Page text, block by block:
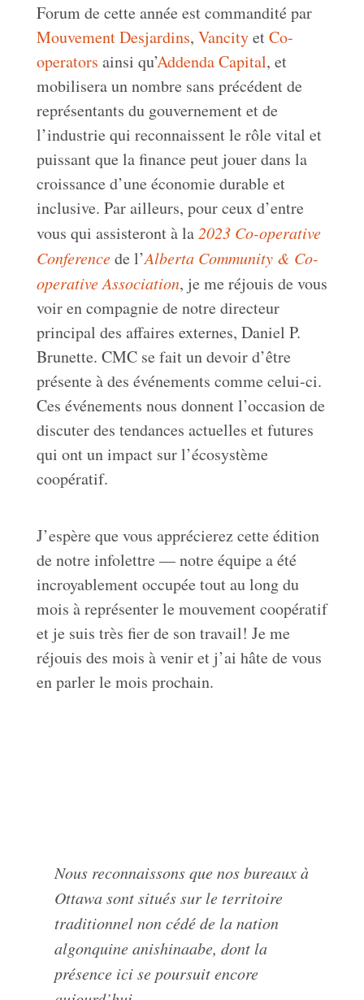
Forum de cette année est commandité par
Mouvement Desjardins, VancityetCo-
operators ainsi qu’Addenda Capital, et
mobilisera un nombre sans précédent de
représentants du gouvernement et de
l’industrie qui reconnaissent le rôle vital et
puissant que la finance peut jouer dans la
croissance d’une économie durable et
inclusive. Par ailleurs, pour ceux d’entre
vous qui assisteront à la 2023 Co-operative
Conferencede l’Alberta Community & Co-
operative Association, je me réjouis de vous
voir en compagnie de notre directeur
principal des affaires externes, Daniel P.
Brunette. CMC se fait un devoir d’être
présente à des événements comme celui-ci.
Ces événements nous donnent l’occasion de
discuter des tendances actuelles et futures
qui ont un impact sur l’écosystème
coopératif.
J’espère que vous apprécierez cette édition
de notre infolettre — notre équipe a été
incroyablement occupée tout au long du
mois à représenter le mouvement coopératif
et je suis très fier de son travail! Je me
réjouis des mois à venir et j’ai hâte de vous
en parler le mois prochain.
Nous reconnaissons que nos bureaux à
Ottawa sont situés sur le territoire
traditionnel non cédé de la nation
algonquine anishinaabe, dont la
présence ici se poursuit encore